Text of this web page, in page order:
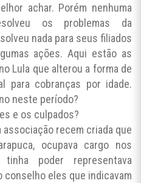
achar. Porém nenhuma
os problemas da
nada para seus filiados
ações. Aqui estão as
Lula que alterou a forma de
para cobranças por idade.
neste período?
e os culpados?
recem criada que
ocupava cargo nos
poder representava
eles que indicavam